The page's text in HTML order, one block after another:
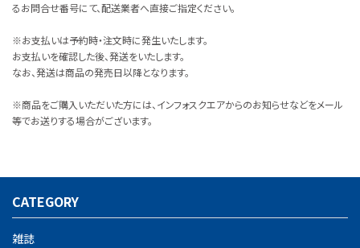
るお問合せ番号にて、配送業者へ直接ご指定ください。
※お支払いは予約時・注文時に発生いたします。
お支払いを確認した後、発送をいたします。
なお、発送は商品の発売日以降となります。
※商品をご購入いただいた方には、インフォスクエアからのお知らせなどをメール
等でお送りする場合がございます。
CATEGORY
雑誌